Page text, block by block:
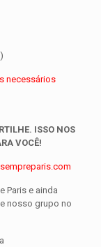
necessários
ISSO NOS
VOCÊ!
Paris e ainda
nosso grupo no